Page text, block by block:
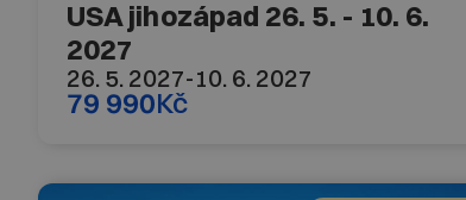
USA jihozápad 26. 5. - 10. 6.
2027
26. 5. 2027-10. 6. 2027
79 990Kč